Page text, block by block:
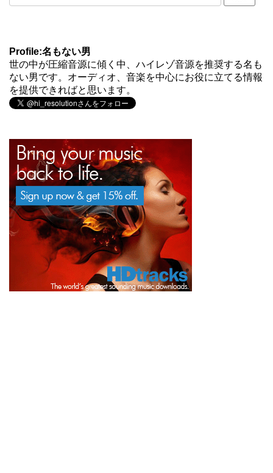
Profile:名もない男
世の中が圧縮音源に傾く中、ハイレゾ音源を推奨する名も
ない男です。オーディオ、音楽を中心にお役に立てる情報
を提供できればと思います。